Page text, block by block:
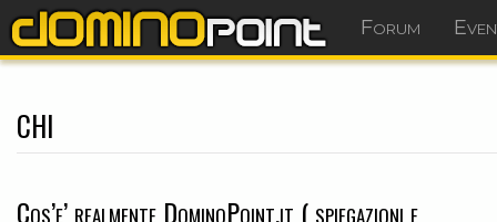
Forum
chi
Cos’e’ realmente DominoPoint.it ( spiegazioni e